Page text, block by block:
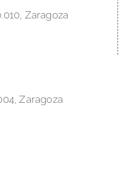
Zaragoza
Zaragoza